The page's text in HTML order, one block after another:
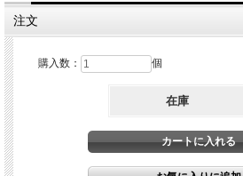
注文
購入数： 個
在庫